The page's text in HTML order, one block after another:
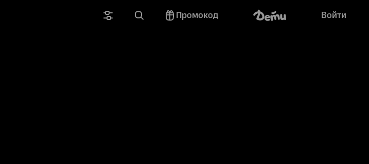
Промокод Войти